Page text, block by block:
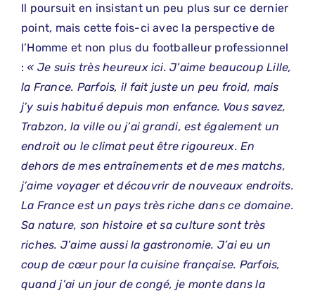
Il poursuit en insistant un peu plus sur ce dernier
point, mais cette fois-ci avec la perspective de
l’Homme et non plus du footballeur professionnel
: « Je suis très heureux ici. J’aime beaucoup Lille,
la France. Parfois, il fait juste un peu froid, mais
j’y suis habitué depuis mon enfance. Vous savez,
Trabzon, la ville ou j’ai grandi, est également un
endroit ou le climat peut être rigoureux. En
dehors de mes entraînements et de mes matchs,
j’aime voyager et découvrir de nouveaux endroits.
La France est un pays très riche dans ce domaine.
Sa nature, son histoire et sa culture sont très
riches. J’aime aussi la gastronomie. J’ai eu un
coup de cœur pour la cuisine française. Parfois,
quand j’ai un jour de congé, je monte dans la